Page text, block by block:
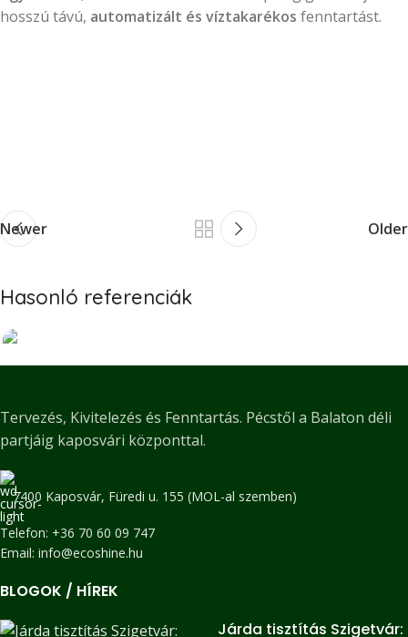
hosszú távú, automatizált és víztakarékos fenntartást.
Newer Older
Hasonló referenciák
Kertépítés
Meredek rézsű stabilizálása és okos
növényesítése Balatonszemes
Tervezés, Kivitelezés és Fenntartás. Pécstől a Balaton déli
partjáig kaposvári központtal.
7400 Kaposvár, Füredi u. 155 (MOL-al szemben)
Telefon: +36 70 60 09 747
Email: info@ecoshine.hu
BLOGOK / HÍREK
Járda tisztítás Szigetvár: